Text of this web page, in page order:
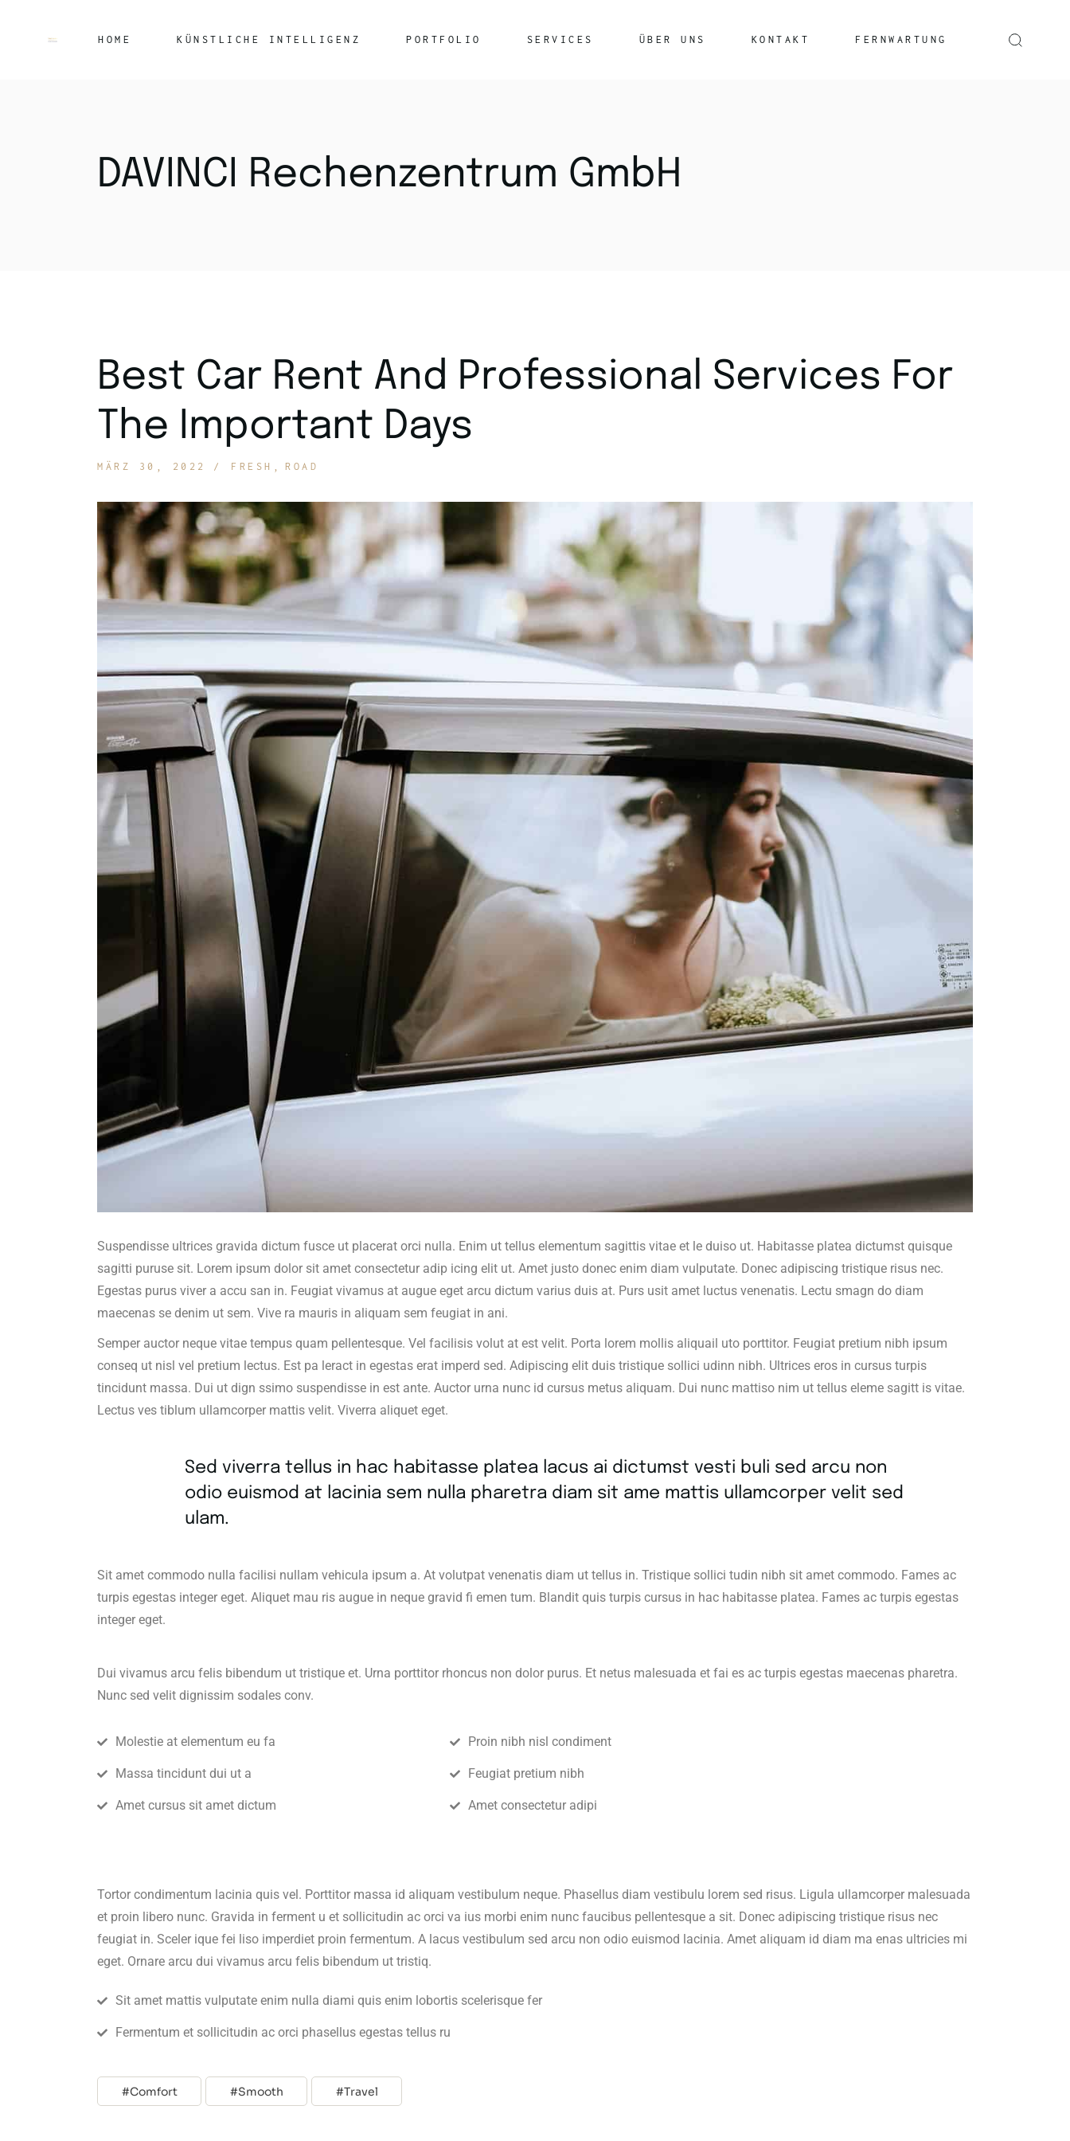
HOME KÜNSTLICHE INTELLIGENZ PORTFOLIO SERVICES
Securepoint
ÜBER UNS KONTAKT FERNWARTUNG
DAVINCI Rechenzentrum GmbH
Best Car Rent And Professional Services For
The Important Days
MÄRZ 30, 2022 FRESH ROAD
Suspendisse ultrices gravida dictum fusce ut placerat orci nulla. Enim ut tellus elementum sagittis vitae et le duiso ut. Habitasse platea dictumst quisque
sagitti puruse sit. Lorem ipsum dolor sit amet consectetur adip icing elit ut. Amet justo donec enim diam vulputate. Donec adipiscing tristique risus nec.
Egestas purus viver a accu san in. Feugiat vivamus at augue eget arcu dictum varius duis at. Purs usit amet luctus venenatis. Lectu smagn do diam
maecenas se denim ut sem. Vive ra mauris in aliquam sem feugiat in ani.
Semper auctor neque vitae tempus quam pellentesque. Vel facilisis volut at est velit. Porta lorem mollis aliquail uto porttitor. Feugiat pretium nibh ipsum
conseq ut nisl vel pretium lectus. Est pa leract in egestas erat imperd sed. Adipiscing elit duis tristique sollici udinn nibh. Ultrices eros in cursus turpis
tincidunt massa. Dui ut dign ssimo suspendisse in est ante. Auctor urna nunc id cursus metus aliquam. Dui nunc mattiso nim ut tellus eleme sagitt is vitae.
Lectus ves tiblum ullamcorper mattis velit. Viverra aliquet eget.
Sed viverra tellus in hac habitasse platea lacus ai dictumst vesti buli sed arcu non
odio euismod at lacinia sem nulla pharetra diam sit ame mattis ullamcorper velit sed
ulam.
Sit amet commodo nulla facilisi nullam vehicula ipsum a. At volutpat venenatis diam ut tellus in. Tristique sollici tudin nibh sit amet commodo. Fames ac
turpis egestas integer eget. Aliquet mau ris augue in neque gravid fi emen tum. Blandit quis turpis cursus in hac habitasse platea. Fames ac turpis egestas
integer eget.
Dui vivamus arcu felis bibendum ut tristique et. Urna porttitor rhoncus non dolor purus. Et netus malesuada et fai es ac turpis egestas maecenas pharetra.
Nunc sed velit dignissim sodales conv.
Molestie at elementum eu fa
Massa tincidunt dui ut a
Amet cursus sit amet dictum
Proin nibh nisl condiment
Feugiat pretium nibh
Amet consectetur adipi
Tortor condimentum lacinia quis vel. Porttitor massa id aliquam vestibulum neque. Phasellus diam vestibulu lorem sed risus. Ligula ullamcorper malesuada
et proin libero nunc. Gravida in ferment u et sollicitudin ac orci va ius morbi enim nunc faucibus pellentesque a sit. Donec adipiscing tristique risus nec
feugiat in. Sceler ique fei liso imperdiet proin fermentum. A lacus vestibulum sed arcu non odio euismod lacinia. Amet aliquam id diam ma enas ultricies mi
eget. Ornare arcu dui vivamus arcu felis bibendum ut tristiq.
Sit amet mattis vulputate enim nulla diami quis enim lobortis scelerisque fer
Fermentum et sollicitudin ac orci phasellus egestas tellus ru
Comfort Smooth Travel